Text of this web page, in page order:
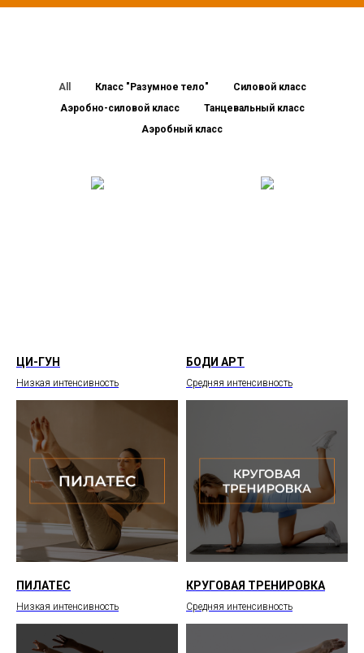
All Класс "Разумное тело"
Силовой класс
Аэробно-силовой класс
Танцевальный класс
Аэробный класс
ЦИ-ГУН
Низкая интенсивность
БОДИ АРТ
Средняя интенсивность
ПИЛАТЕС
Низкая интенсивность
КРУГОВАЯ ТРЕНИРОВКА
Средняя интенсивность